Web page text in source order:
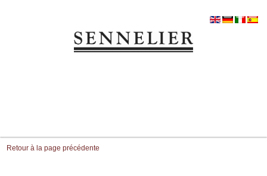
Retour à la page précédente